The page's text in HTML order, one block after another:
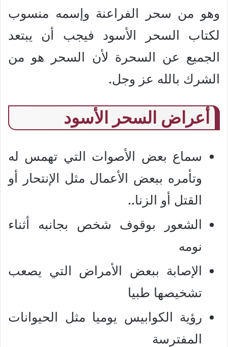
وهو من سحر الفراعنة وإسمه منسوب
لكتاب السحر الأسود فيجب أن يبتعد
الجميع عن السحرة لأن السحر هو من
الشرك بالله عز وجل.
أعراض السحر الأسود
سماع بعض الأصوات التي تهمس له
وتأمره ببعض الأعمال مثل الإنتحار أو
القتل أو الزنا..
الشعور بوقوف شخص بجانبه أثناء
نومه
الإصابة ببعض الأمراض التي يصعب
تشخيصها طبيا
رؤية الكوابيس يوميا مثل الحيوانات
المفترسة